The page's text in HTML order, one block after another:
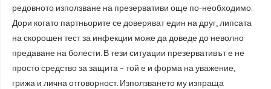
редовното използване на презервативи още по-необходимо.
Дори когато партньорите се доверяват един на друг, липсата
на скорошен тест за инфекции може да доведе до неволно
предаване на болести. В тези ситуации презервативът е не
просто средство за защита – той е и форма на уважение,
грижа и лична отговорност. Използването му изпраща